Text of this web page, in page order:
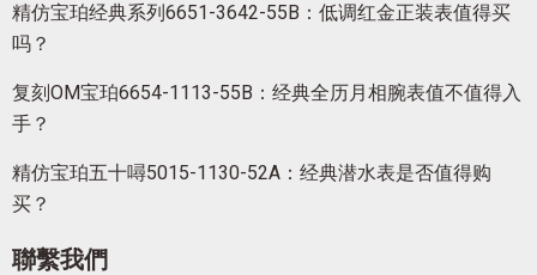
精仿宝珀经典系列6651-3642-55B：低调红金正装表值得买
吗？
复刻OM宝珀6654-1113-55B：经典全历月相腕表值不值得入
手？
精仿宝珀五十噚5015-1130-52A：经典潜水表是否值得购
买？
聯繫我們